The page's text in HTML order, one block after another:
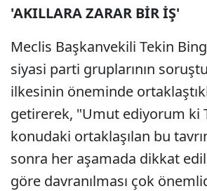
'AKILLARA ZARAR BİR İŞ'
Meclis Başkanvekili Tekin
siyasi parti gruplarının
ilkesinin öneminde
getirerek, "Umut ediyorum ki
konudaki ortaklaşılan bu
sonra her aşamada dikkat
göre davranılması çok